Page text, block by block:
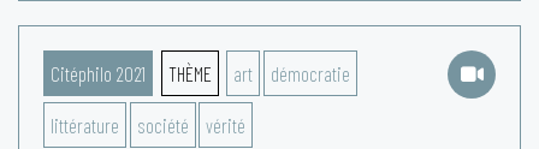
Citéphilo 2021 THÈME art démocratie
littérature société vérité